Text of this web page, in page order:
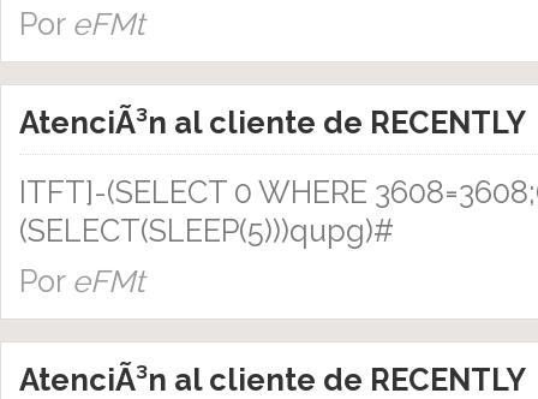
Por eFMt
AtenciÃ³n al cliente de RECENTLY
ITFT]-(SELECT 0 WHERE
(SELECT(SLEEP(5)))qupg)#
Por eFMt
AtenciÃ³n al cliente de RECENTLY